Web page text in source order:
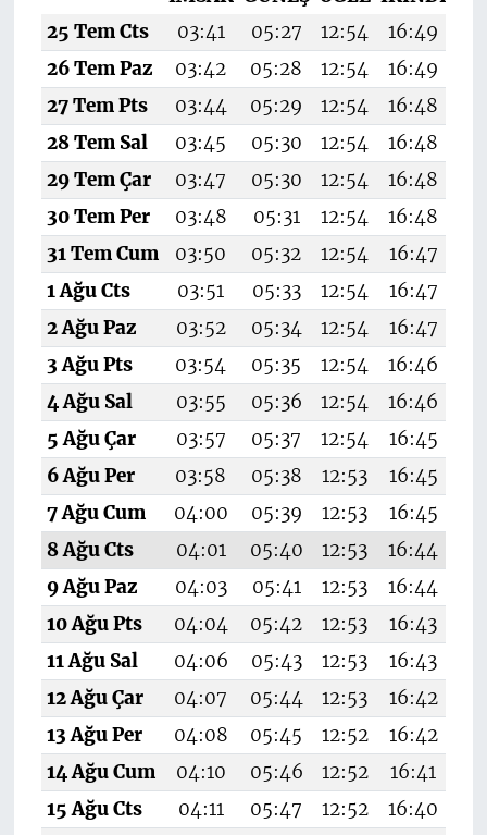
25 Tem Cts
03:41 05:27 12:54 16:49
26 Tem Paz
03:42 05:28 12:54 16:49
27 Tem Pts
03:44 05:29 12:54 16:48
28 Tem Sal
03:45 05:30 12:54 16:48
29 Tem Çar
03:47 05:30 12:54 16:48
30 Tem Per
03:48 05:31 12:54 16:48
31 Tem Cum
03:50 05:32 12:54 16:47
1 Ağu Cts
03:51 05:33 12:54 16:47
2 Ağu Paz
03:52 05:34 12:54 16:47
3 Ağu Pts
03:54 05:35 12:54 16:46
4 Ağu Sal
03:55 05:36 12:54 16:46
5 Ağu Çar
03:57 05:37 12:54 16:45
6 Ağu Per
03:58 05:38 12:53 16:45
7 Ağu Cum
04:00 05:39 12:53 16:45
8 Ağu Cts
04:01 05:40 12:53 16:44
9 Ağu Paz
04:03 05:41 12:53 16:44
10 Ağu Pts
04:04 05:42 12:53 16:43
11 Ağu Sal
04:06 05:43 12:53 16:43
12 Ağu Çar
04:07 05:44 12:53 16:42
13 Ağu Per
04:08 05:45 12:52 16:42
14 Ağu Cum
04:10 05:46 12:52 16:41
15 Ağu Cts
04:11 05:47 12:52 16:40